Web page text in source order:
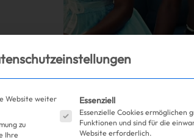
Shopping Fashion|
Website weiter
zu
Ihre
Es folgt eine Liste der
Essenziell
Essenzielle Cookies ermöglichen
Funktionen und sind für die
Website erforderlich.